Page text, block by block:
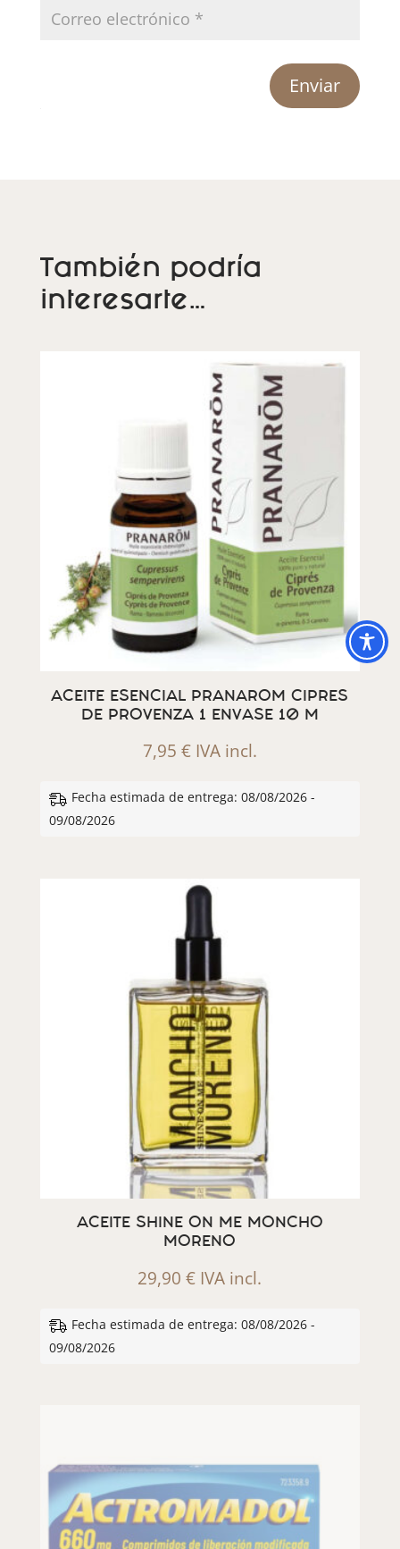
Enviar
También podría
interesarte…
ACEITE ESENCIAL PRANAROM CIPRES
DE PROVENZA 1 ENVASE 10 M
7,95 € IVA incl.
Fecha estimada de entrega: 08/08/2026 -
09/08/2026
ACEITE SHINE ON ME MONCHO
MORENO
29,90€ IVA incl.
Fecha estimada de entrega: 08/08/2026 -
09/08/2026